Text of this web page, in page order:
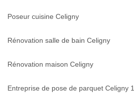
Poseur cuisine Celigny
Rénovation salle de bain Celigny
Rénovation maison Celigny
Entreprise de pose de parquet Celigny